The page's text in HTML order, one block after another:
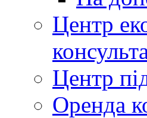
Центр
Центр
Оренда